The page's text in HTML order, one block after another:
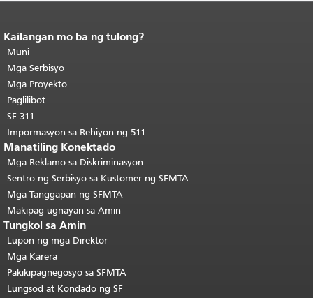
Katapusan ng nilalaman ng
pahina.
pahinang ito ay nauulit sa bawat
pahina.Bumalik sa tuktok ng
pangunahing nilalaman
Kailangan mo ba ng tulong?
Muni
Mga Serbisyo
Mga Proyekto
Paglilibot
SF 311
Impormasyon sa Rehiyon ng 511
Manatiling Konektado
Mga Reklamo sa Diskriminasyon
Sentro ng Serbisyo sa Kustomer ng SFMTA
Mga Tanggapan ng SFMTA
Makipag-ugnayan sa Amin
Tungkol sa Amin
Lupon ng mga Direktor
Mga Karera
Pakikipagnegosyo sa SFMTA
Lungsod at Kondado ng SF